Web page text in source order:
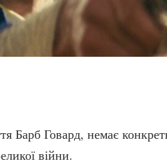
Барб Говард, немає
війни.